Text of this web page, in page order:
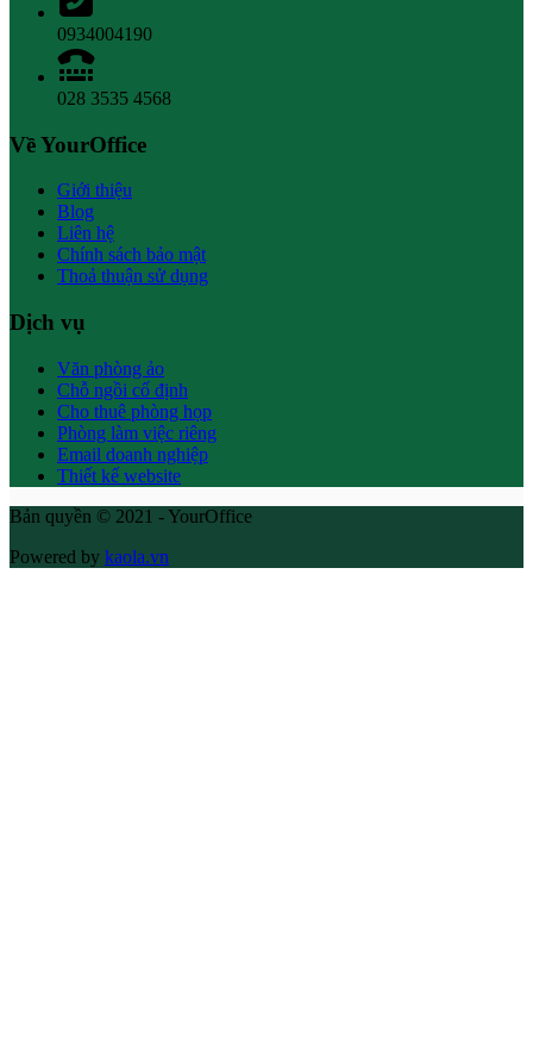
0934004190
028 3535 4568
Về YourOffice
Giới thiệu
Blog
Liên hệ
Chính sách bảo mật
Thoả thuận sử dụng
Dịch vụ
Văn phòng ảo
Chỗ ngồi cố định
Cho thuê phòng họp
Phòng làm việc riêng
Email doanh nghiệp
Thiết kế website
Bản quyền © 2021 - YourOffice
Powered by kaola.vn